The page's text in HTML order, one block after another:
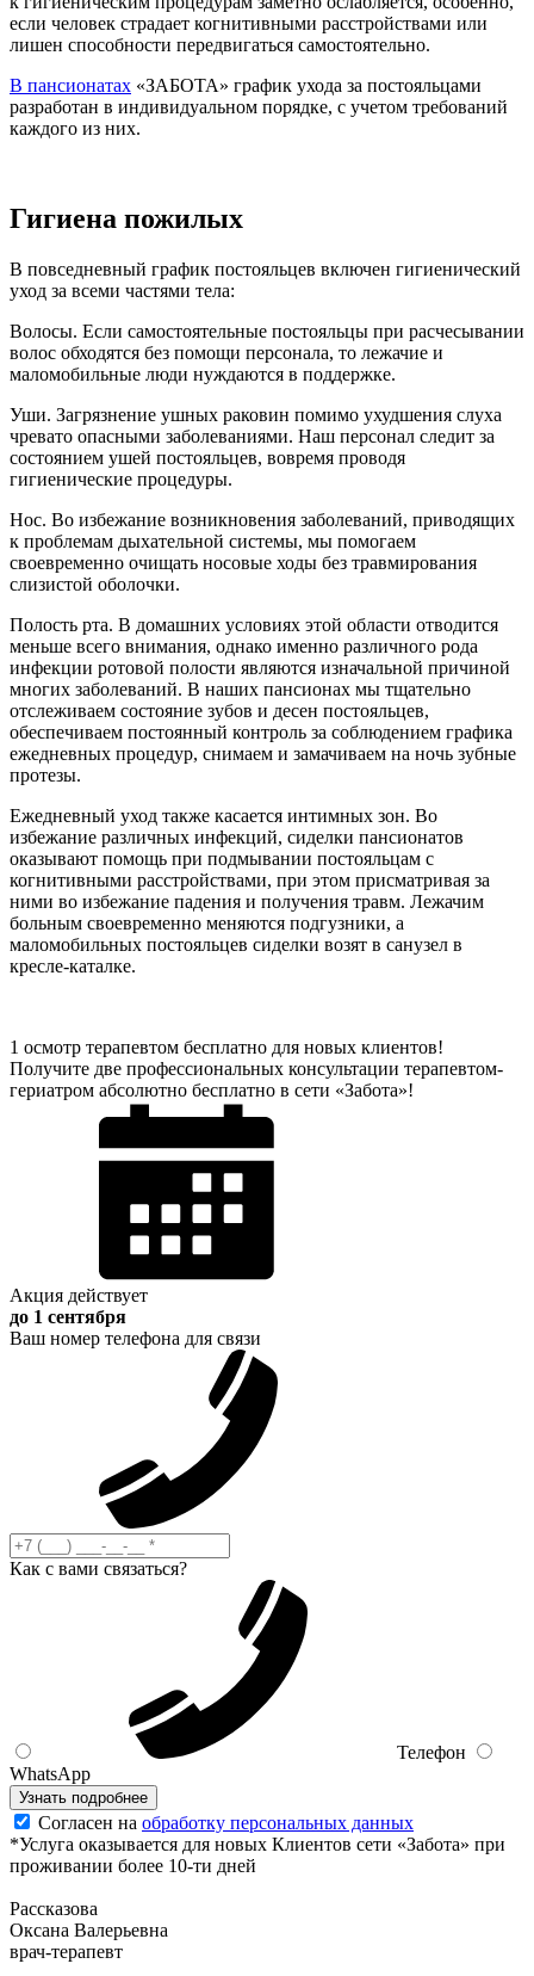
если человек страдает когнитивными расстройствами или
лишен способности передвигаться самостоятельно.
В пансионатах «ЗАБОТА» график ухода за постояльцами
разработан в индивидуальном порядке, с учетом требований
каждого из них.
Гигиена пожилых
В повседневный график постояльцев включен гигиенический
уход за всеми частями тела:
Волосы. Если самостоятельные постояльцы при расчесывании
волос обходятся без помощи персонала, то лежачие и
маломобильные люди нуждаются в поддержке.
Уши. Загрязнение ушных раковин помимо ухудшения слуха
чревато опасными заболеваниями. Наш персонал следит за
состоянием ушей постояльцев, вовремя проводя
гигиенические процедуры.
Нос. Во избежание возникновения заболеваний, приводящих
к проблемам дыхательной системы, мы помогаем
своевременно очищать носовые ходы без травмирования
слизистой оболочки.
Полость рта. В домашних условиях этой области отводится
меньше всего внимания, однако именно различного рода
инфекции ротовой полости являются изначальной причиной
многих заболеваний. В наших пансионах мы тщательно
отслеживаем состояние зубов и десен постояльцев,
обеспечиваем постоянный контроль за соблюдением графика
ежедневных процедур, снимаем и замачиваем на ночь зубные
протезы.
Ежедневный уход также касается интимных зон. Во
избежание различных инфекций, сиделки пансионатов
оказывают помощь при подмывании постояльцам с
когнитивными расстройствами, при этом присматривая за
ними во избежание падения и получения травм. Лежачим
больным своевременно меняются подгузники, а
маломобильных постояльцев сиделки возят в санузел в
кресле-каталке.
1 осмотр терапевтом бесплатно для новых клиентов!
Получите две профессиональных консультации терапевтом-
гериатром абсолютно бесплатно в сети «Забота»!
Акция действует
до 1 сентября
Ваш номер телефона для связи
Как с вами связаться?
Телефон
WhatsApp
Узнать подробнее
Согласен на обработку персональных данных
*Услуга оказывается для новых Клиентов сети «Забота» при
проживании более 10-ти дней
Рассказова
Оксана Валерьевна
врач-терапевт